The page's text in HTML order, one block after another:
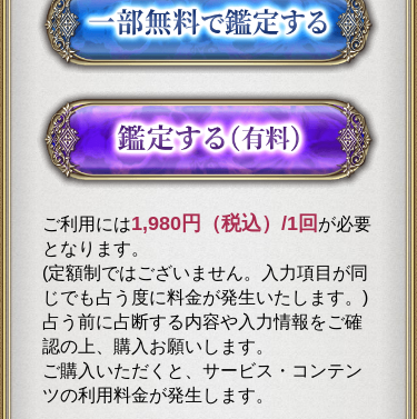
ご利用には1,980円（税込）/1回 が必要
となります。
(定額制ではございません。入力項目が同
じでも占う度に料金が発生いたします。)
占う前に占断する内容や入力情報をご確
認の上、購入お願いします。
ご購入いただくと、サービス・コンテン
ツの利用料金が発生します。